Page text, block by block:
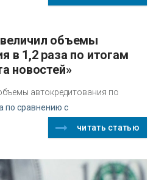
в 1,2 раза по итогам
новостей»
автокредитования по
по сравнению с
читать статью